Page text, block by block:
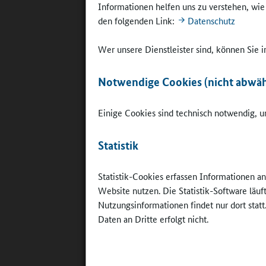
Informationen helfen uns zu verstehen,
den folgenden Link:
Datenschutz
Wer unsere Dienstleister sind, können Sie
Notwendige Cookies (nicht
Einige Cookies sind technisch notwendig,
Statistik
Statistik-Cookies erfassen Informationen
Website nutzen. Die Statistik-Software
Nutzungsinformationen findet nur dort
Daten an Dritte erfolgt nicht.
Beispiele
Bahnhof,
Bad
des